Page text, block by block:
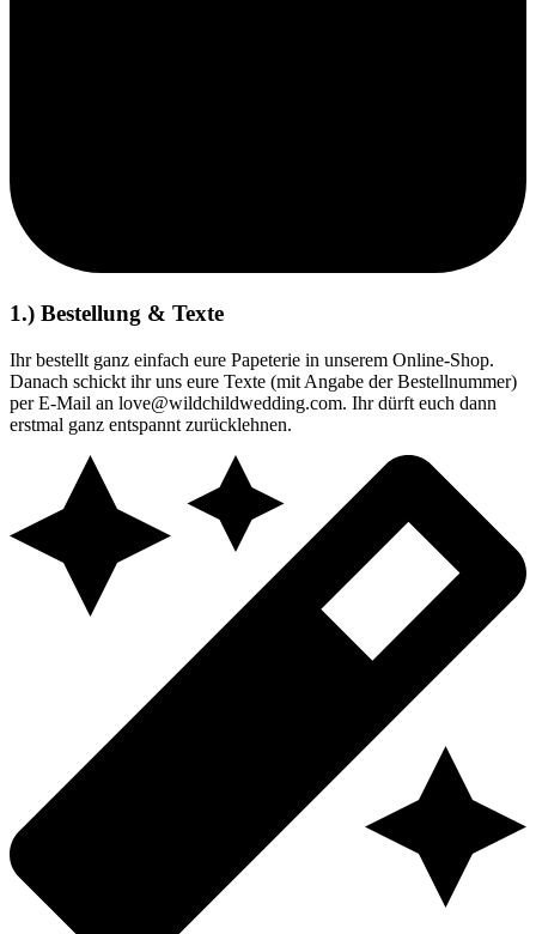
1.) Bestellung & Texte
Ihr bestellt ganz einfach eure Papeterie in unserem Online-Shop.
Danach schickt ihr uns eure Texte (mit Angabe der Bestellnummer)
per E-Mail an love@wildchildwedding.com. Ihr dürft euch dann
erstmal ganz entspannt zurücklehnen.